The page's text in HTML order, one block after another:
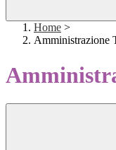
Home >
Amministrazione